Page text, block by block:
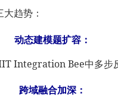
趋势：
动态建模题扩容：
Integration Bee中多步
跨域融合加深：